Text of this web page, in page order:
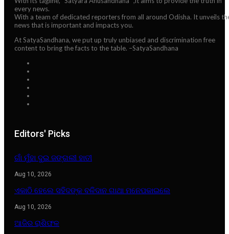
every news.
With a team of dedicated reporters from all around Odisha. It unveils
news that is important and impacts you.
At SatyaSandhana, we put up truly unbiased and discrimination free
content to bring the facts to the table. –SatyaSandhana
Editors' Picks
ଗାଁ ମୁଁହା ଦୁଇ ଜଙ୍ଗଲୀ ହାତୀ
Aug 10, 2026
ଏକାଠି ହେଲେ ସହିଦଙ୍କ ବଳିଦାନ ଗାଥା ମନେପକାଇଲେ
Aug 10, 2026
ଆଜିର ରାଶିଫଳ